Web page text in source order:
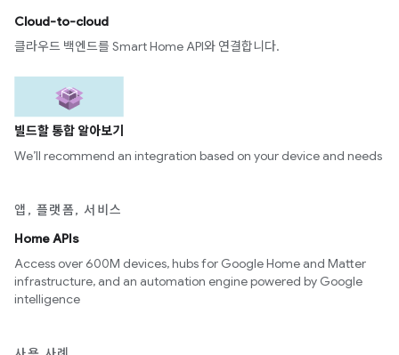
Cloud-to-cloud
클라우드 백엔드를 Smart Home API와 연결합니다.
빌드할 통합 알아보기
We’ll recommend an integration based on your device and needs
앱, 플랫폼, 서비스
Home APIs
Access over 600M devices, hubs for Google Home and Matter
infrastructure, and an automation engine powered by Google
intelligence